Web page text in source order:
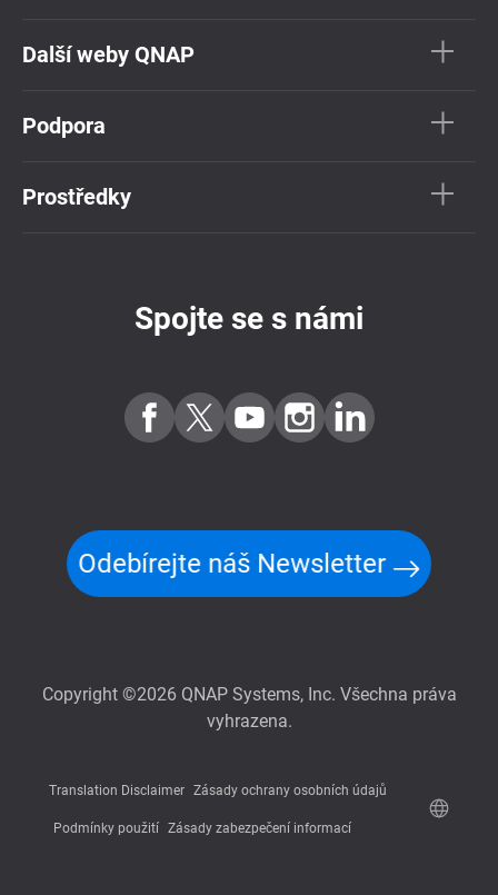
Další weby QNAP
Podpora
Prostředky
Spojte se s námi
Odebírejte náš Newsletter
Copyright ©2026 QNAP Systems, Inc. Všechna práva
vyhrazena.
Translation Disclaimer Zásady ochrany osobních údajů
Podmínky použití Zásady zabezpečení informací